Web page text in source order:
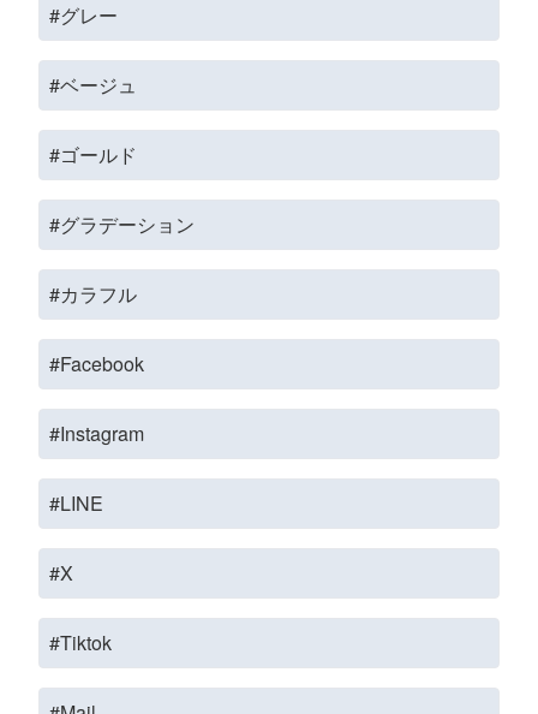
#グレー
#ベージュ
#ゴールド
#グラデーション
#カラフル
#Facebook
#Instagram
#LINE
#X
#Tiktok